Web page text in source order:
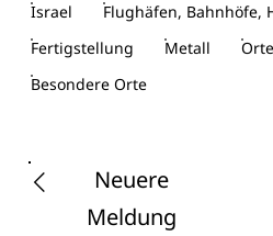
Israel Flughäfen, Bahnhöfe,
Fertigstellung
Metall
Besondere Orte
Neuere
Meldung